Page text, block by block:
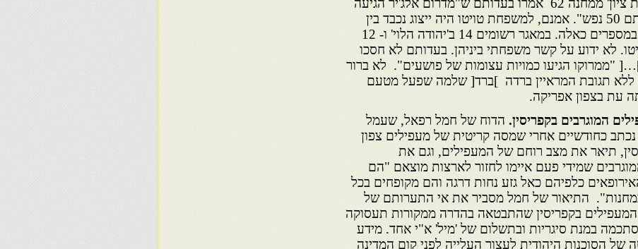
מעפילים ב'שיבת ציון' ממחנה 62 אמרו בעדותם ש"מדרום אלג'יר הגיעה
להערכתם 50 נפש". אמנם, למשפחת טויטו היה ייצוג נכבד בין
כאלה. במאגר רשומים 14 ב'יהודה הלוי' ו- 12
לא ידוע על קשר משפחתי ביניהן. בעדותם לא חסכו
"ממרוקו הגיעו כמויות עצומות של פושעים". לא ברור
ללא תגובת המראיין ברדה ]ברד[ שלמה שפעל מטעם
עת בצפון אפריקה.
המוגרבים בקפריסין. הדוח של חמל רפאל, שעמל
כחודשיים אחרי שמסה קריטית של מעפילים צפון
תיאר את מצב רוחם של המעפילים, וגם את
שמידי פעם איימו לחזור לארצות מוצאם "הם
כלפיהם כאל גזע נחות דרגה והם מקופחים בכל
התיאור של חמל מסביר את אי התערותם של
בקפריסין שהתבטאה בהדרה ממקורות תעסוקה
במנת סיגריות ובתשלום של 'מיל' א"י אחד. מידע
של הסוכנות היהודית לעצור העלייה לפני קום המדינה